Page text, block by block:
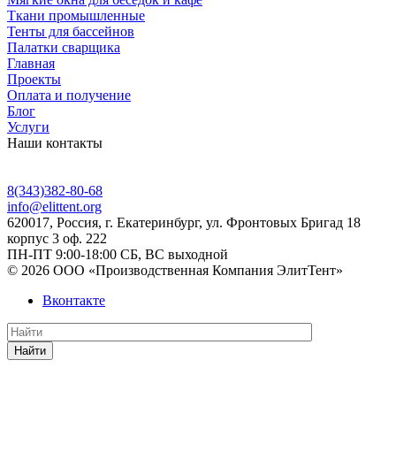
Ткани промышленные
Тенты для бассейнов
Палатки сварщика
Главная
Проекты
Оплата и получение
Блог
Услуги
Наши контакты
8(343)382-80-68
info@elittent.org
620017, Россия, г. Екатеринбург, ул. Фронтовых Бригад 18
корпус 3 оф. 222
ПН-ПТ 9:00-18:00 СБ, ВС выходной
© 2026 ООО «Производственная Компания ЭлитТент»
Вконтакте
Найти